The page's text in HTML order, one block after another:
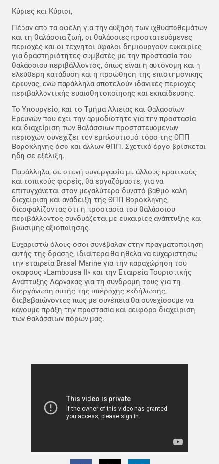
Κύριες και Κύριοι,
Πέραν από τα οφέλη για την αύξηση των ιχθυαποθεμάτων
και τη θαλάσσια ζωή, οι θαλάσσιες προστατευόμενες
περιοχές και οι τεχνητοί ύφαλοι δημιουργούν ευκαιρίες
για δραστηριότητες συμβατές με την προστασία του
θαλάσσιου περιβάλλοντος, όπως είναι η αυτόνομη και η
ελεύθερη κατάδυση και η προώθηση της επιστημονικής
έρευνας, ενώ παράλληλα αποτελούν ιδανικές περιοχές
περιβαλλοντικής ευαισθητοποίησης και εκπαίδευσης.
Το Υπουργείο, και το Τμήμα Αλιείας και Θαλασσίων
Ερευνών που έχει την αρμοδιότητα για την προστασία
και διαχείριση των θαλάσσιων προστατευόμενων
περιοχών, συνεχίζει τον εμπλουτισμό τόσο της ΘΠΠ
Βορόκληνης όσο και άλλων ΘΠΠ. Σχετικό έργο βρίσκεται
ήδη σε εξέλιξη.
Παράλληλα, σε στενή συνεργασία με άλλους κρατικούς
και τοπικούς φορείς, θα εργαζόμαστε, για να
επιτυγχάνεται στον μεγαλύτερο δυνατό βαθμό καλή
διαχείριση και ανάδειξη της ΘΠΠ Βορόκληνης,
διασφαλίζοντας ότι η προστασία του θαλάσσιου
περιβάλλοντος συνδυάζεται με ευκαιρίες ανάπτυξης και
βιώσιμης αξιοποίησης.
Ευχαριστώ όλους όσοι συνέβαλαν στην πραγματοποίηση
αυτής της δράσης, ιδιαίτερα θα ήθελα να ευχαριστήσω
την εταιρεία Brasal Marine για την παραχώρηση του
σκαφους «Lambousa II» και την Εταιρεία Τουριστικής
Ανάπτυξης Λάρνακας για τη συνδρομή τους για τη
διοργάνωση αυτής της υπέροχης εκδήλωσης,
διαβεβαιώνοντας πως με συνέπεια θα συνεχίσουμε να
κάνουμε πράξη την προστασία και αειφόρο διαχείριση
των θαλάσσιων πόρων μας.